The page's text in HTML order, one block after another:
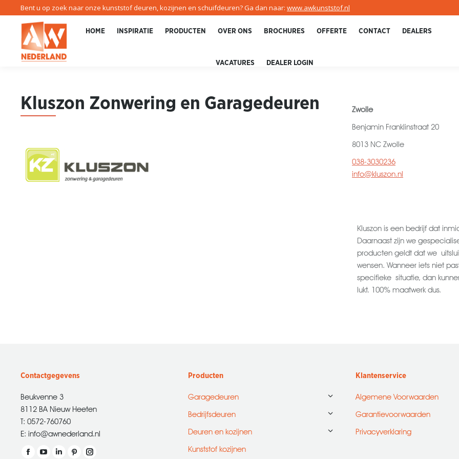
Bent u op zoek naar onze kunststof deuren, kozijnen en schuifdeuren? Ga dan naar: www.awkunststof.nl
HOME INSPIRATIE PRODUCTEN OVER ONS BROCHURES OFFERTE CONTACT DEALERS
VACATURES DEALER LOGIN
Kluszon Zonwering en Garagedeuren Zwolle
Benjamin Franklinstraat 20
8013 NC Zwolle
038-3030236
info@kluszon.nl
Kluszon is een bedrijf dat
Daarnaast zijn we
producten geldt dat we
wensen. Wanneer iets niet
specifieke situatie, dan
lukt. 100% maatwerk dus.
Contactgegevens
Beukvenne 3
8112 BA Nieuw Heeten
T: 0572-760760
E: info@awnederland.nl
Vind ons op:
Producten
Garagedeuren
Bedrijfsdeuren
Deuren en kozijnen
Kunststof kozijnen
Klantenservice
Algemene Voorwaarden
Garantievoorwaarden
Privacyverklaring